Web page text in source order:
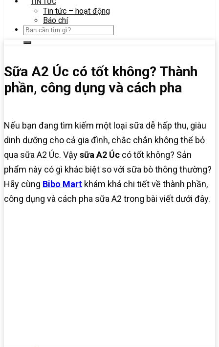
Tin tức – hoạt động
Báo chí
Sữa A2 Úc có tốt không? Thành
phần, công dụng và cách pha
Nếu bạn đang tìm kiếm một loại sữa dễ hấp thu, giàu
dinh dưỡng cho cả gia đình, chắc chắn không thể bỏ
qua sữa A2 Úc. Vậysữa A2 Úc có tốt không? Sản
phẩm này có gì khác biệt so với sữa bò thông thường?
Hãy cùng Bibo Mart khám khá chi tiết về thành phần,
công dụng và cách pha sữa A2 trong bài viết dưới đây.